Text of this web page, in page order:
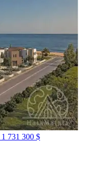
1 731 300 $